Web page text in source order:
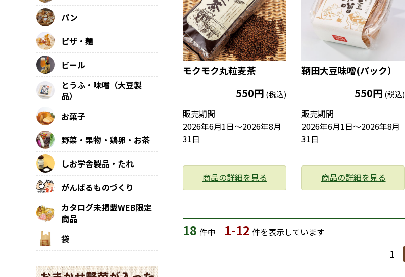
モクモク丸粒麦茶
550円 (税込)
販売期間
2026年6月1日〜2026年8月
31日
商品の詳細を見る
鞆田大豆味噌(パック）
550円 (税込)
販売期間
2026年6月1日〜2026年8月
31日
商品の詳細を見る
18 件中 1-12 件を表示しています
1
パン
ピザ・麺
ビール
とうふ・味噌（大豆製
品）
お菓子
野菜・果物・鶏卵・お茶
しお学舎製品・たれ
がんばるものづくり
カタログ未掲載WEB限定
商品
袋